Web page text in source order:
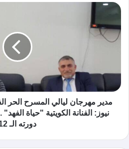
مدير مهرجان ليالي المسرح الحر
نيوز: الفنانة الكويتية "حياة
دورته الـ 12